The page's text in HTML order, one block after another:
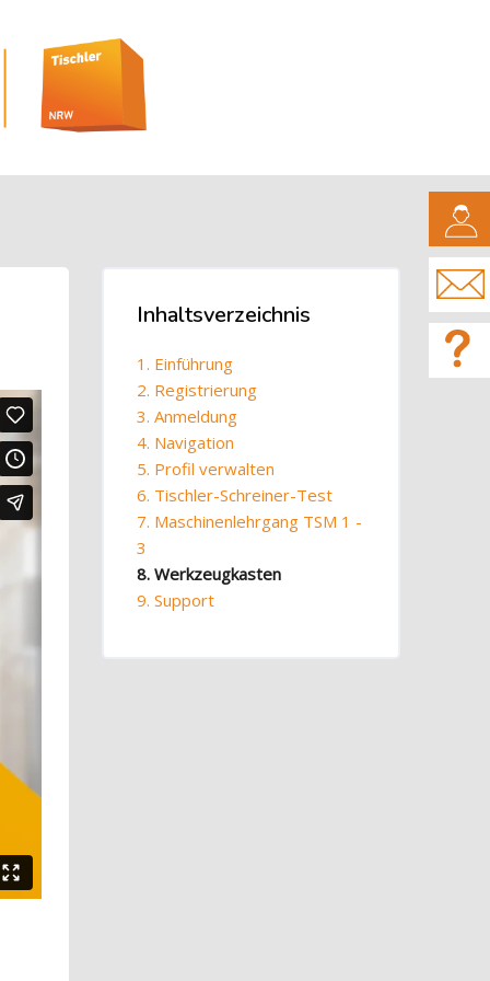
Inhaltsverzeichnis überspringen
Inhaltsverzeichnis
1. Einführung
2. Registrierung
3. Anmeldung
4. Navigation
5. Profil verwalten
6. Tischler-Schreiner-Test
7. Maschinenlehrgang TSM 1 -
3
8. Werkzeugkasten
9. Support